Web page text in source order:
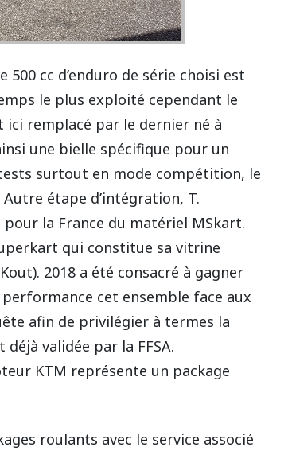
500 cc d’enduro de série choisi est
le plus exploité cependant le
ici remplacé par le dernier né à
une bielle spécifique pour un
surtout en mode compétition, le
Autre étape d’intégration, T.
la France du matériel MSkart.
qui constitue sa vitrine
2018 a été consacré à gagner
cet ensemble face aux
afin de privilégier à termes la
validée par la FFSA.
KTM représente un package
roulants avec le service associé